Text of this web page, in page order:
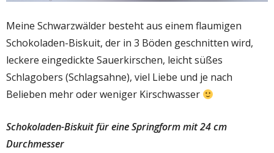
Meine Schwarzwälder besteht aus einem flaumigen
Schokoladen-Biskuit, der in 3 Böden geschnitten wird,
leckere eingedickte Sauerkirschen, leicht süßes
Schlagobers (Schlagsahne), viel Liebe und je nach
Belieben mehr oder weniger Kirschwasser
Schokoladen-Biskuit für eine Springform mit 24 cm
Durchmesser